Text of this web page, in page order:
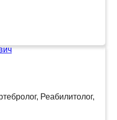
Реабилитолог,